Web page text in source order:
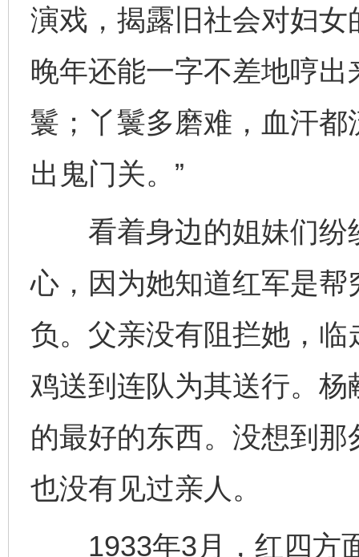
演戏，揭露旧社会对妇
晚年还能一字不差地哼
鬟；丫鬟多磨难，血汗
出鬼门关。”
看着身边的姐妹们纷
心，因为她知道红军是
负。父亲没有阻拦她，
鸡送到连队为其送行。
的最好的东西。没想到
也没有见过亲人。
1933年3月，红四方